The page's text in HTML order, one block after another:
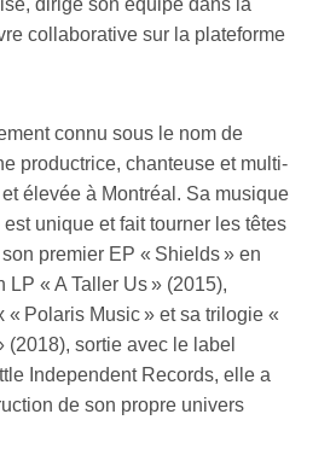
dirige son équipe dans la
collaborative sur la plateforme
connu sous le nom de
productrice, chanteuse et multi-
élevée à Montréal. Sa musique
unique et fait tourner les têtes
premier EP « Shields » en
LP « A Taller Us » (2015),
« Polaris Music » et sa trilogie «
(2018), sortie avec le label
Independent Records, elle a
de son propre univers
musicale